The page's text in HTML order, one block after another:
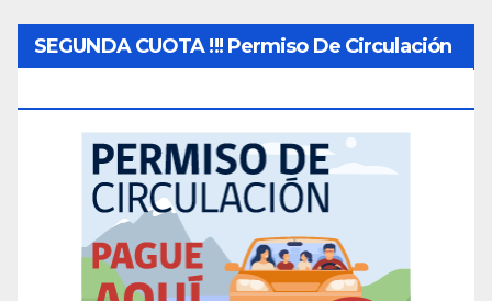
SEGUNDA CUOTA !!! Permiso De Circulación